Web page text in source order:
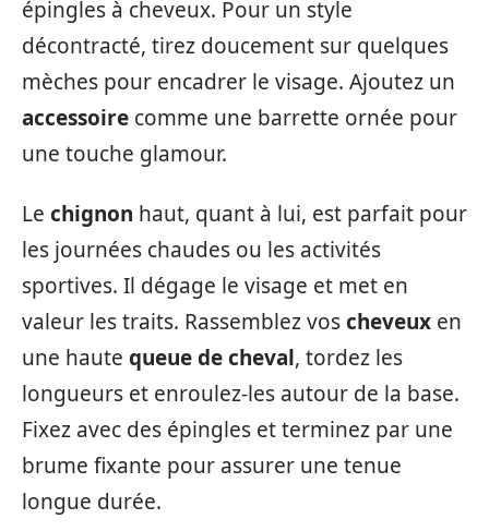
épingles à cheveux. Pour un style
décontracté, tirez doucement sur quelques
mèches pour encadrer le visage. Ajoutez un
accessoire comme une barrette ornée pour
une touche glamour.
Le chignon haut, quant à lui, est parfait pour
les journées chaudes ou les activités
sportives. Il dégage le visage et met en
valeur les traits. Rassemblez voscheveux en
une haute queue de cheval, tordez les
longueurs et enroulez-les autour de la base.
Fixez avec des épingles et terminez par une
brume fixante pour assurer une tenue
longue durée.